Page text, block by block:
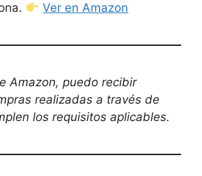
Ver en Amazon
Amazon, puedo recibir
realizadas a través de
los requisitos aplicables.